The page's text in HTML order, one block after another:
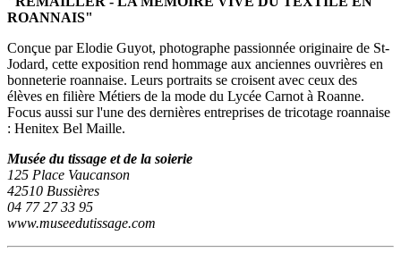
ROANNAIS"
Conçue par Elodie Guyot, photographe passionnée originaire de St-
Jodard, cette exposition rend hommage aux anciennes ouvrières en
bonneterie roannaise. Leurs portraits se croisent avec ceux des
élèves en filière Métiers de la mode du Lycée Carnot à Roanne.
Focus aussi sur l'une des dernières entreprises de tricotage roannaise
: Henitex Bel Maille.
Musée du tissage et de la soierie
125 Place Vaucanson
42510 Bussières
04 77 27 33 95
www.museedutissage.com